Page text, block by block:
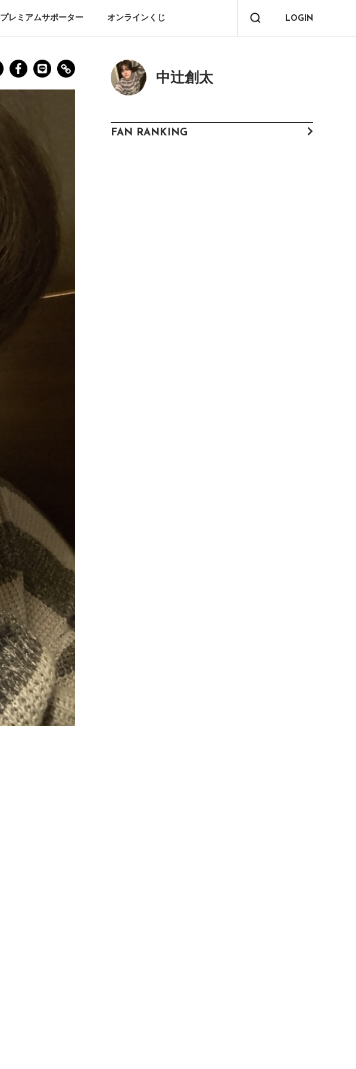
LOGIN
プレミアムサポーター オンラインくじ
中辻創太
FAN RANKING